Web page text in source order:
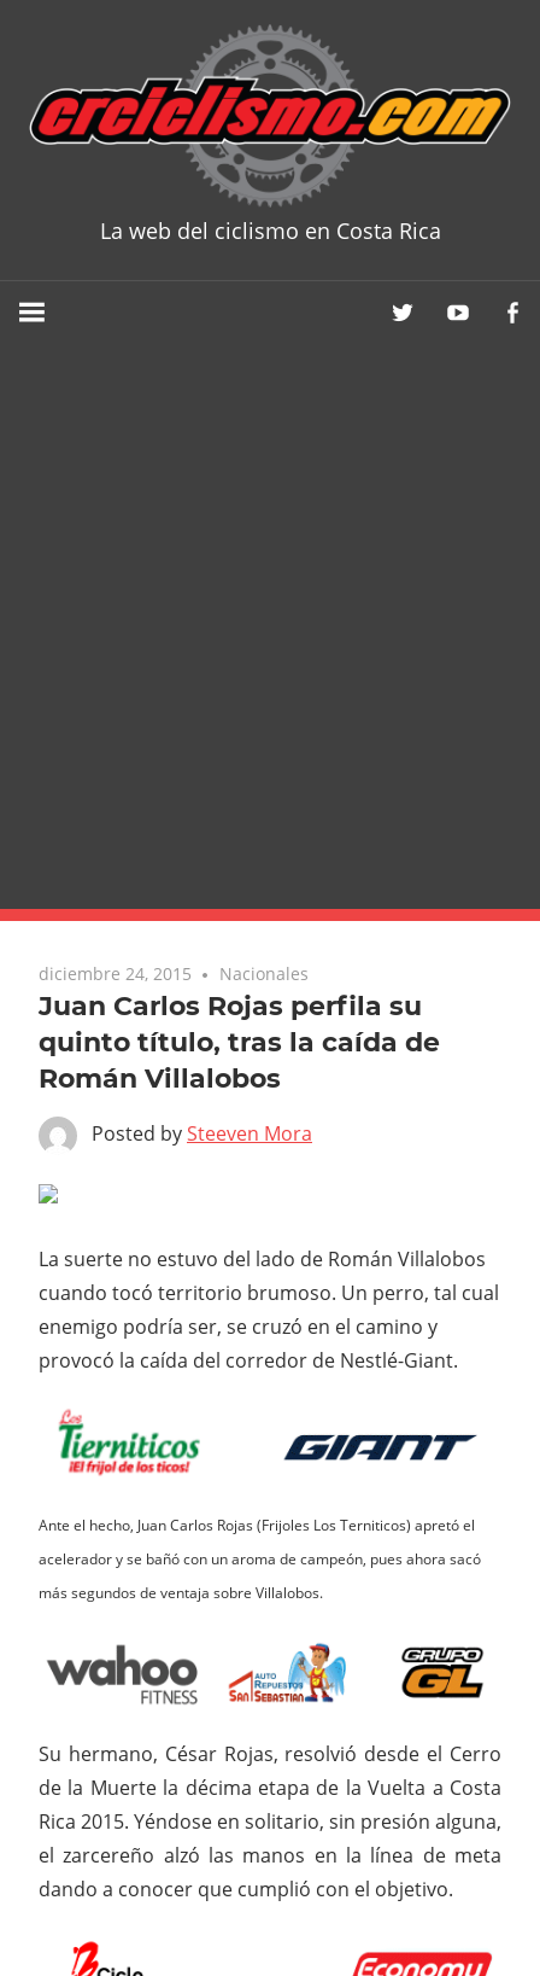
content
La web del ciclismo en Costa Rica
diciembre 24, 2015 Nacionales
Juan Carlos Rojas perfila su
quinto título, tras la caída de
Román Villalobos
Posted bySteeven Mora
La suerte no estuvo del lado de Román Villalobos
cuando tocó territorio brumoso. Un perro, tal cual
enemigo podría ser, se cruzó en el camino y
provocó la caída del corredor de Nestlé-Giant.
Ante el hecho, Juan Carlos Rojas (Frijoles Los Terniticos) apretó el
acelerador y se bañó con un aroma de campeón, pues ahora sacó
más segundos de ventaja sobre Villalobos.
Su hermano, César Rojas, resolvió desde el Cerro
de la Muerte la décima etapa de la Vuelta a Costa
Rica 2015. Yéndose en solitario, sin presión alguna,
el zarcereño alzó las manos en la línea de meta
dando a conocer que cumplió con el objetivo.